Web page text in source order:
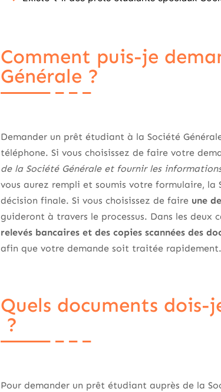
Comment puis-je
Générale ?
Demander un prêt étudiant à la Société
téléphone. Si vous choisissez de faire votre
de la Société Générale et fournir les
vous aurez rempli et soumis votre formulaire, la
décision finale. Si vous choisissez de faire une
guideront à travers le processus. Dans les deux
relevés bancaires et des copies scannées des
afin que votre demande soit traitée rapidement.
Quels documents
?
Pour demander un prêt étudiant auprès de la